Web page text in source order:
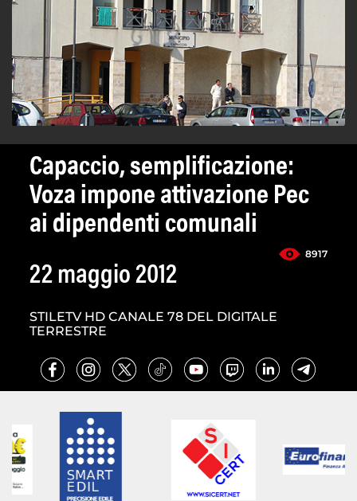
Capaccio, semplificazione:
Voza impone attivazione Pec
ai dipendenti comunali
8917
22 maggio 2012
STILETV HD CANALE 78 DEL DIGITALE
TERRESTRE